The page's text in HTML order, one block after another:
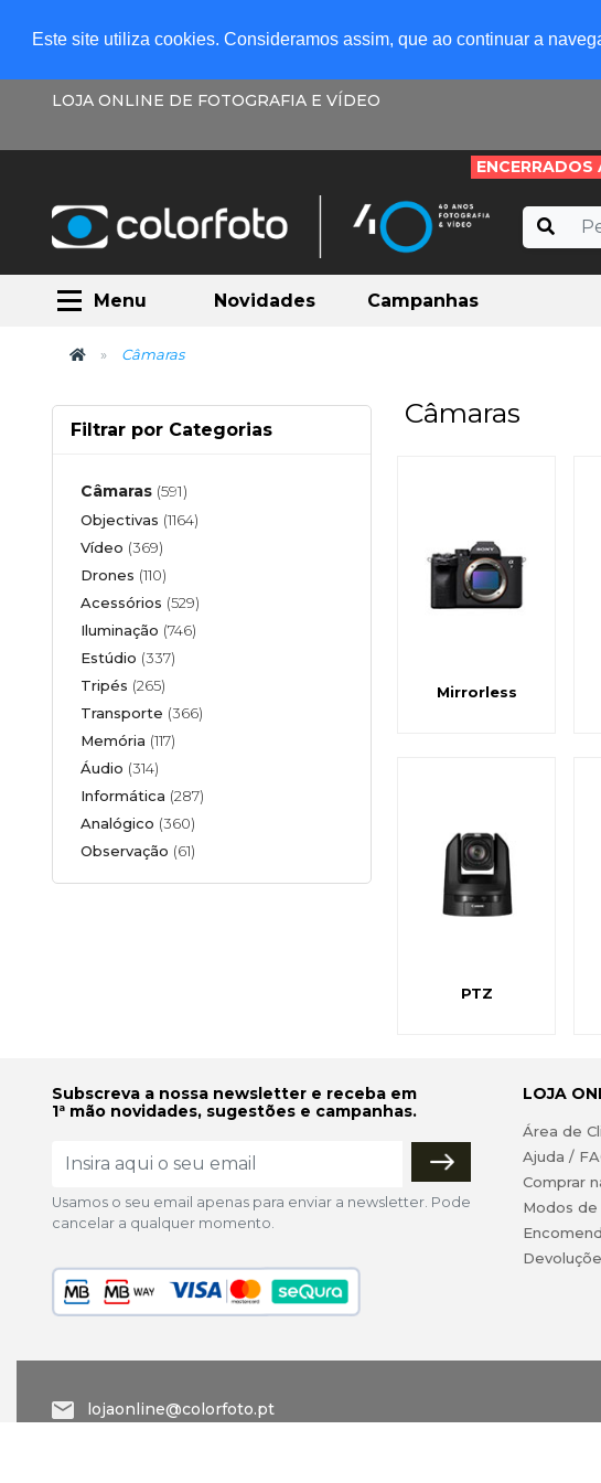
Este site utiliza cookies. Consideramos assim, que ao continuar a
LOJA ONLINE DE FOTOGRAFIA E VÍDEO
Menu Novidades Campanhas
Câmaras
Filtrar por Categorias
Câmaras (591)
Objectivas (1164)
Vídeo (369)
Drones (110)
Acessórios (529)
Iluminação (746)
Estúdio (337)
Tripés (265)
Transporte (366)
Memória (117)
Áudio (314)
Informática (287)
Analógico (360)
Observação (61)
Câmaras
Mirrorless
PTZ
Subscreva a nossa newsletter e receba em
1ª mão novidades, sugestões e campanhas.
Usamos o seu email apenas para enviar a newsletter. Pode
cancelar a qualquer momento.
LOJA
Área de
Ajuda /
Comprar
Modos
lojaonline@colorfoto.pt